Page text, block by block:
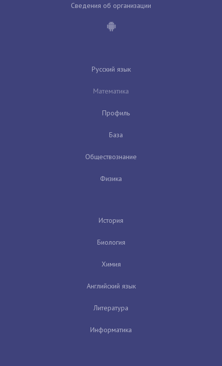
Сведения об организации
Русский язык
Математика
Профиль
База
Обществознание
Физика
История
Биология
Химия
Английский язык
Литература
Информатика